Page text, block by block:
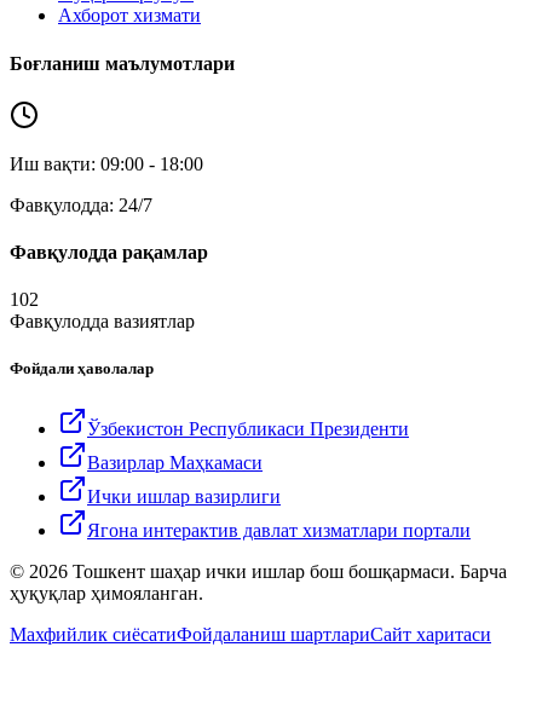
Ахборот хизмати
Боғланиш маълумотлари
Иш вақти: 09:00 - 18:00
Фавқулодда: 24/7
Фавқулодда рақамлар
102
Фавқулодда вазиятлар
Фойдали ҳаволалар
Ўзбекистон Республикаси Президенти
Вазирлар Маҳкамаси
Ички ишлар вазирлиги
Ягона интерактив давлат хизматлари портали
© 2026 Тошкент шаҳар ички ишлар бош бошқармаси. Барча
ҳуқуқлар ҳимояланган.
Махфийлик сиёсатиФойдаланиш шартлариСайт харитаси